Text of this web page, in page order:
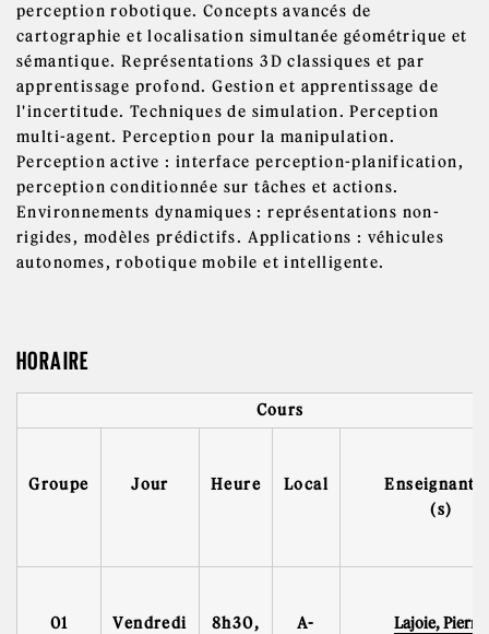
perception robotique. Concepts avancés de
cartographie et localisation simultanée géométrique et
sémantique. Représentations 3D classiques et par
apprentissage profond. Gestion et apprentissage de
l'incertitude. Techniques de simulation. Perception
multi-agent. Perception pour la manipulation.
Perception active : interface perception-planification,
perception conditionnée sur tâches et actions.
Environnements dynamiques : représentations non-
rigides, modèles prédictifs. Applications : véhicules
autonomes, robotique mobile et intelligente.
HORAIRE
Cours
Groupe Jour Heure Local
(s)
01 Vendredi
8h30,
A-
Lajoie, Pierre-